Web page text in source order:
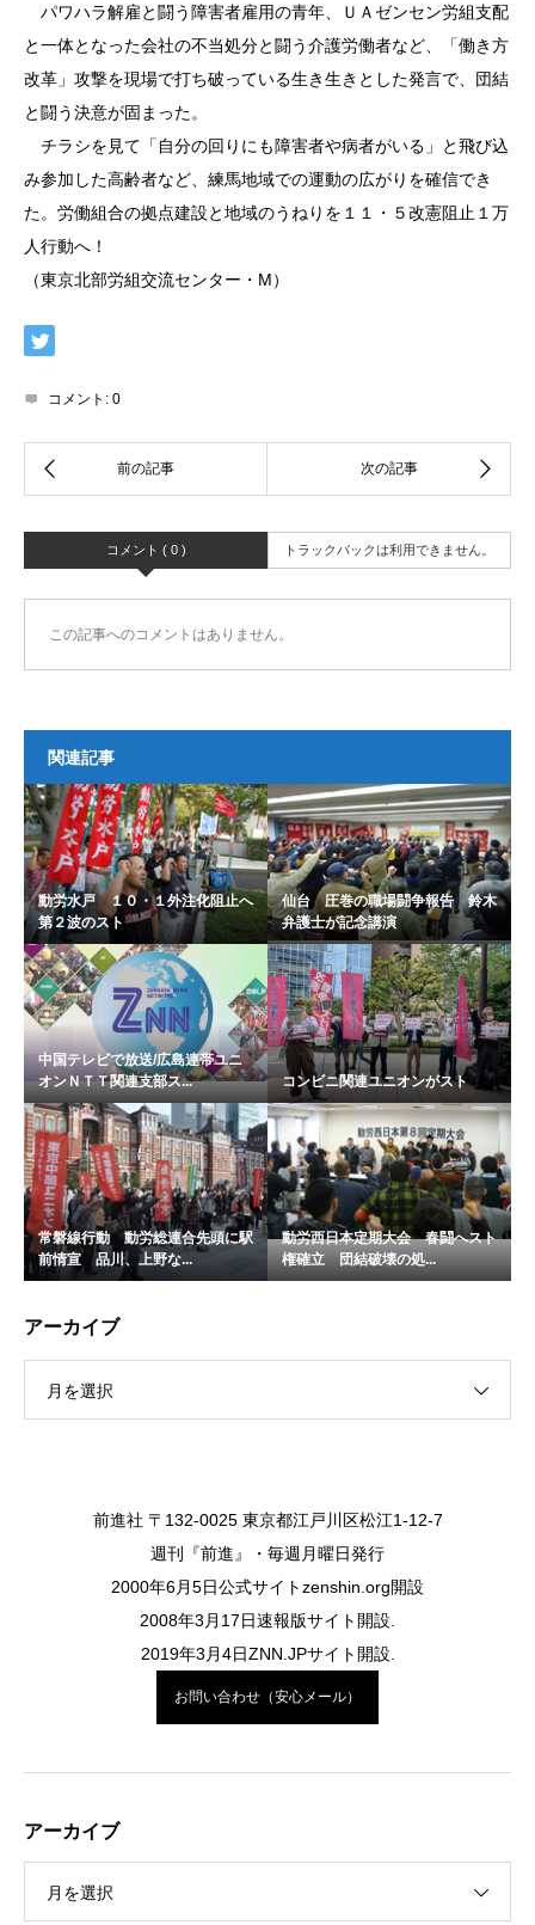
パワハラ解雇と闘う障害者雇用の青年、ＵＡゼンセン労組支配
と一体となった会社の不当処分と闘う介護労働者など、「働き方
改革」攻撃を現場で打ち破っている生き生きとした発言で、団結
と闘う決意が固まった。
チラシを見て「自分の回りにも障害者や病者がいる」と飛び込
み参加した高齢者など、練馬地域での運動の広がりを確信でき
た。労働組合の拠点建設と地域のうねりを１１・５改憲阻止１万
人行動へ！
（東京北部労組交流センター・M）
コメント: 0
コメント ( 0 ) トラックバックは利用できません。
この記事へのコメントはありません。
関連記事
動労水戸 １０・１外注化阻止へ
第２波のスト
仙台 圧巻の職場闘争報告 鈴木
弁護士が記念講演
中国テレビで放送/広島連帯ユニ
オンＮＴＴ関連支部ス...
コンビニ関連ユニオンがスト
常磐線行動 動労総連合先頭に駅
前情宣 品川、上野な...
動労西日本定期大会 春闘へスト
権確立 団結破壊の処...
アーカイブ
月を選択
前進社 〒132-0025 東京都江戸川区松江1-12-7
週刊『前進』・毎週月曜日発行
2000年6月5日公式サイトzenshin.org開設
2008年3月17日速報版サイト開設.
2019年3月4日ZNN.JPサイト開設.
お問い合わせ（安心メール）
アーカイブ
月を選択